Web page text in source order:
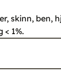
skinn, ben,
1%.